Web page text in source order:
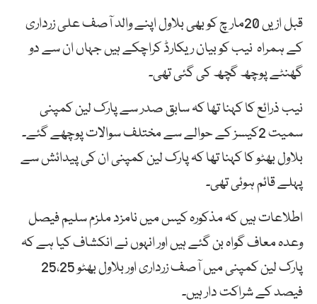
قبل ازیں 20مار چ کو بھی بلاول اپنے والد آصف علی زرداری
کے ہمراہ نیب کو بیان ریکارڈ کراچکے ہیں جہاں ان سے دو
گھنٹے پوچھ گچھ کی گئی تھی۔
نیب ذرائع کا کہنا تھا کہ سابق صدر سے پارک لین کمپنی
سمیت 2کیسز کے حوالے سے مختلف سوالات پوچھے گئے۔
بلاول بھٹو کا کہنا تھا کہ پارک لین کمپنی ان کی پیدائش سے
پہلے قائم ہوئی تھی۔
اطلاعات ہیں کہ مذکورہ کیس میں نامزد ملزم سلیم فیصل
وعدہ معاف گواہ بن گئے ہیں اور انہوں نے انکشاف کیا ہے کہ
پارک لین کمپنی میں آصف زرداری اور بلاول بھٹو 25،25
فیصد کے شراکت دار ہیں۔